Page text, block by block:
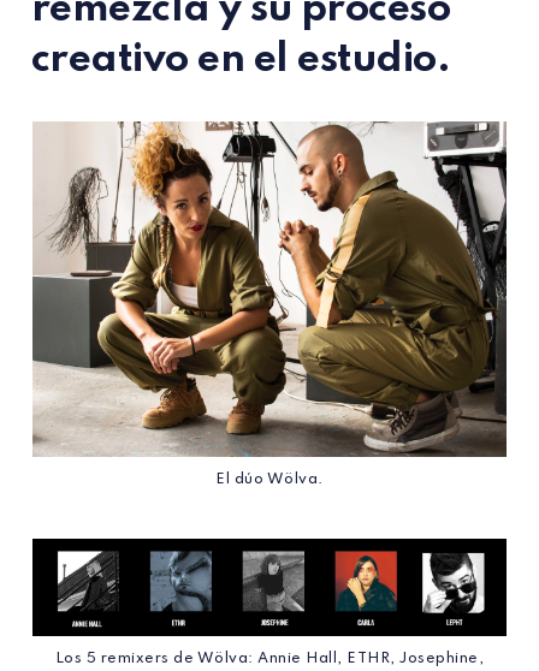
remezcla y su proceso
creativo en el estudio.
El dúo Wölva.
Los 5 remixers de Wölva: Annie Hall, ETHR, Josephine,